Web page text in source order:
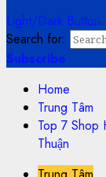
Light/Dark Button
Search for:
Subscribe
Home
Trung Tâm
Top 7 Shop
Thuận